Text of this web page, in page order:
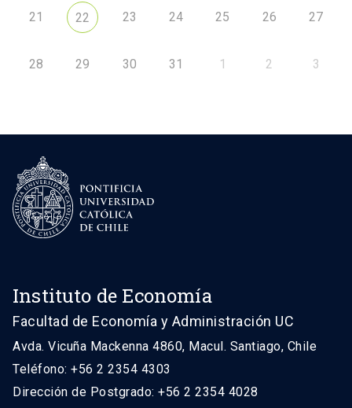
21 22 23 24 25 26 27
28 29 30 31 1 2 3
Instituto de Economía
Facultad de Economía y Administración UC
Avda. Vicuña Mackenna 4860, Macul. Santiago, Chile
Teléfono: +56 2 2354 4303
Dirección de Postgrado: +56 2 2354 4028